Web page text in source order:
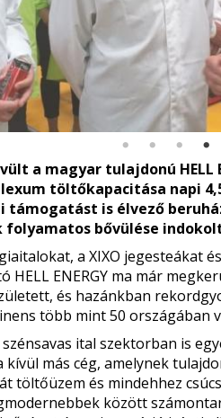
a magyar tulajdonú HELL
töltőkapacitása napi
is élvező
folyamatos bővülése
a XIXO jegesteákat
HELL ENERGY ma már
és hazánkban
több mint 50 országában
ital szektorban is
kívül más cég, amelynek
töltőüzem és mindehhez
között